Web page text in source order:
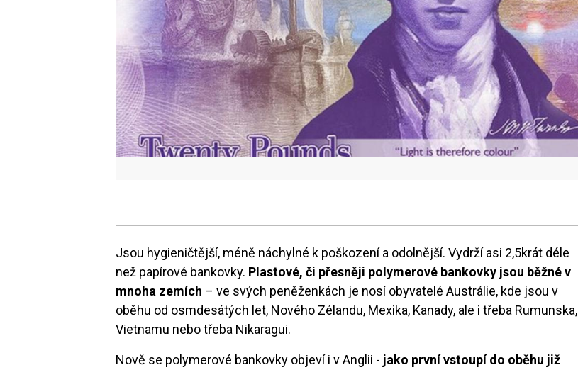
Jsou hygieničtější, méně náchylné k poškození a odolnější. Vydrží asi 2,5krát déle
než papírové bankovky. Plastové, či přesněji polymerové bankovky jsou běžné v
mnoha zemích – ve svých peněženkách je nosí obyvatelé Austrálie, kde jsou v
oběhu od osmdesátých let, Nového Zélandu, Mexika, Kanady, ale i třeba Rumunska,
Vietnamu nebo třeba Nikaragui.
Nově se polymerové bankovky objeví i v Anglii - jako první vstoupí do oběhu již